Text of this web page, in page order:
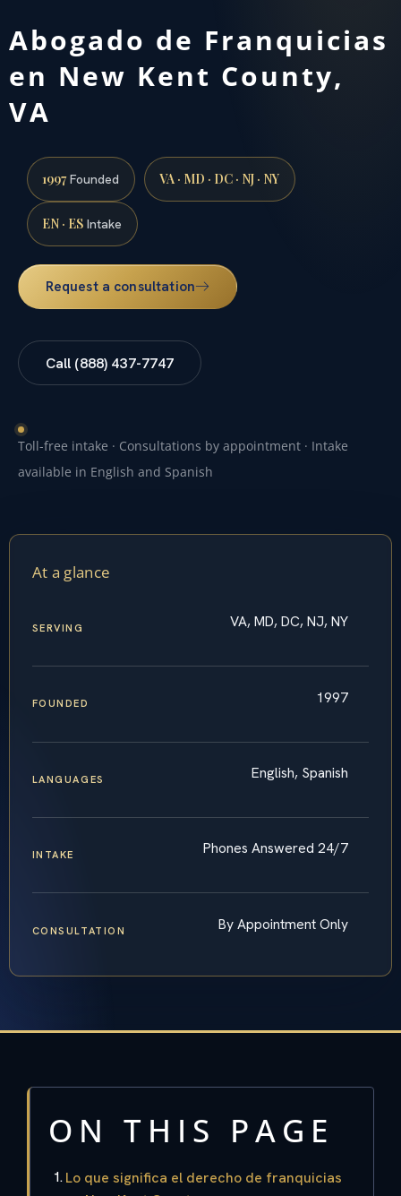
Abogado de Franquicias
en New Kent County,
VA
1997Founded VA · MD · DC · NJ · NY
EN · ES Intake
Request a consultation
Call (888) 437-7747
Toll-free intake · Consultations by appointment · Intake
available in English and Spanish
At a glance
SERVING VA, MD, DC, NJ, NY
FOUNDED 1997
LANGUAGES English, Spanish
INTAKE Phones Answered 24/7
CONSULTATION By Appointment Only
ON THIS PAGE
Lo que significa el derecho de franquicias